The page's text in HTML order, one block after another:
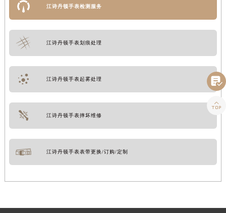
江诗丹顿手表检测服务
江诗丹顿手表划痕处理
江诗丹顿手表起雾处理
江诗丹顿手表摔坏维修
江诗丹顿手表表带更换/订购/定制

